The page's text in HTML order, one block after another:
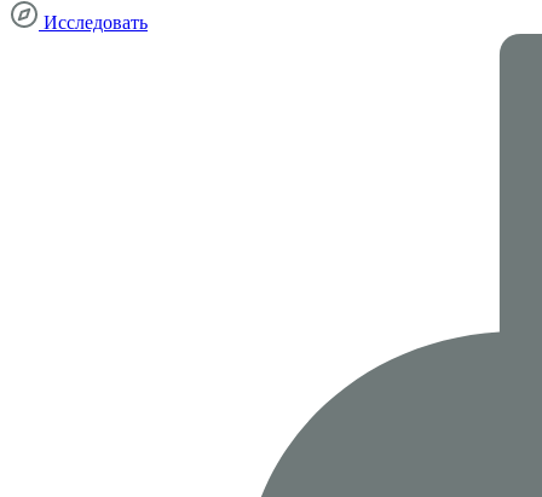
Исследовать